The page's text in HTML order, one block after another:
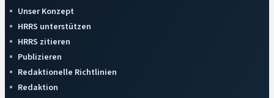
Unser Konzept
HRRS unterstützen
HRRS zitieren
Publizieren
Redaktionelle Richtlinien
Redaktion